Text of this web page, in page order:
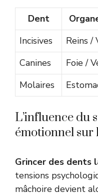
Dent
Incisives
Reins /
Canines
Foie /
Molaires
L’influence du
émotionnel sur
Grincer des dents
tensions
mâchoire devient